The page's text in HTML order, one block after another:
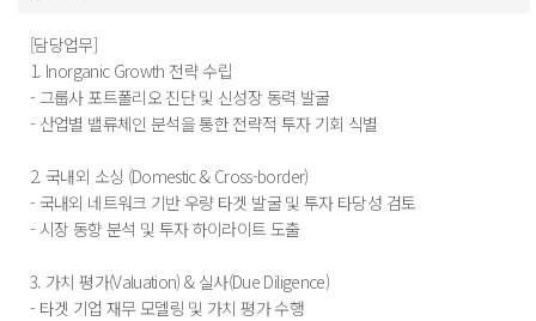
[담당업무]
1. Inorganic Growth 전략 수립
- 그룹사 포트폴리오 진단 및 신성장 동력 발굴
- 산업별 밸류체인 분석을 통한 전략적 투자 기회 식별
2. 국내외 소싱 (Domestic & Cross-border)
- 국내외 네트워크 기반 우량 타겟 발굴 및 투자 타당성 검토
- 시장 동향 분석 및 투자 하이라이트 도출
3. 가치 평가(Valuation) & 실사(Due Diligence)
- 타겟 기업 재무 모델링 및 가치 평가 수행